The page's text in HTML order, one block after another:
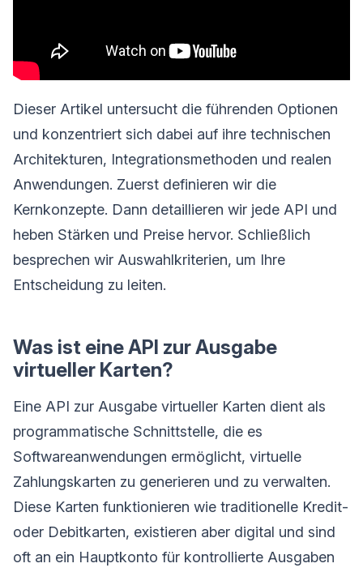
Dieser Artikel untersucht die führenden Optionen
und konzentriert sich dabei auf ihre technischen
Architekturen, Integrationsmethoden und realen
Anwendungen. Zuerst definieren wir die
Kernkonzepte. Dann detaillieren wir jede API und
heben Stärken und Preise hervor. Schließlich
besprechen wir Auswahlkriterien, um Ihre
Entscheidung zu leiten.
Was ist eine API zur Ausgabe
virtueller Karten?
Eine API zur Ausgabe virtueller Karten dient als
programmatische Schnittstelle, die es
Softwareanwendungen ermöglicht, virtuelle
Zahlungskarten zu generieren und zu verwalten.
Diese Karten funktionieren wie traditionelle Kredit-
oder Debitkarten, existieren aber digital und sind
oft an ein Hauptkonto für kontrollierte Ausgaben